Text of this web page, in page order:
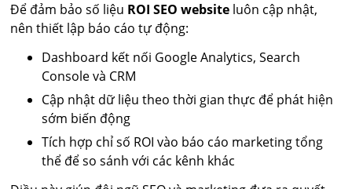
Để đảm bảo số liệu ROI SEO website luôn cập nhật,
nên thiết lập báo cáo tự động:
Dashboard kết nối Google Analytics, Search
Console và CRM
Cập nhật dữ liệu theo thời gian thực để phát hiện
sớm biến động
Tích hợp chỉ số ROI vào báo cáo marketing tổng
thể để so sánh với các kênh khác